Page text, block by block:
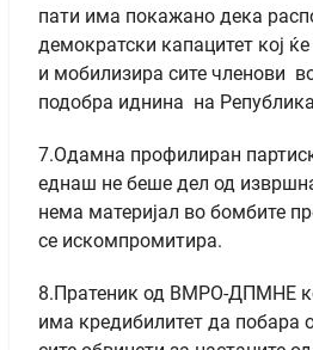
пати има покажано дека
демократски капацитет кој
и мобилизира сите членови
подобра иднина на
7.Одамна профилиран
еднаш не беше дел од
нема материјал во бомбите
се искомпромитира.
8.Пратеник од ВМРО-ДПМНЕ
има кредибилитет да побара